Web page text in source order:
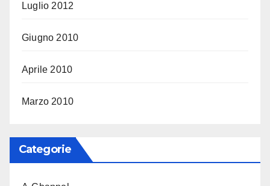
Luglio 2012
Giugno 2010
Aprile 2010
Marzo 2010
Categorie